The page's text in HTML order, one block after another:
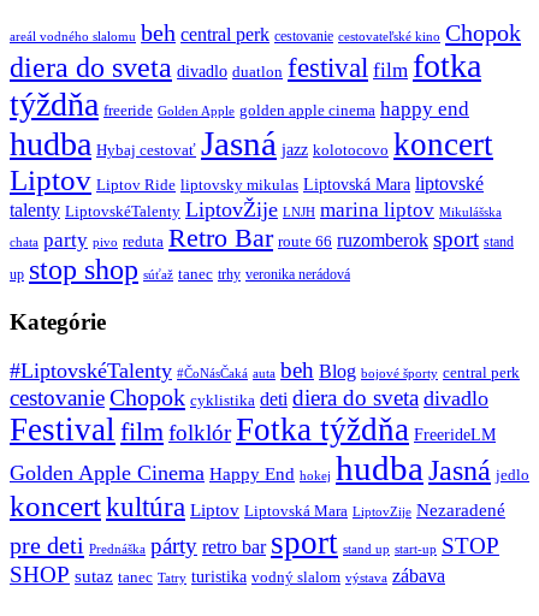
areál vodného slalomu beh central perk cestovanie cestovateľské kino Chopok
diera do sveta divadlo duatlon festival film fotka
týždňa freeride Golden Apple golden apple cinema happy end
hudba Hybaj cestovať Jasná jazz kolotocovo koncert
Liptov Liptov Ride liptovsky mikulas Liptovská Mara liptovské
talenty LiptovskéTalenty LiptovŽije LNJH marina liptov Mikulášska
chata party pivo reduta Retro Bar route 66 ruzomberok sport stand
up stop shop súťaž tanec trhy veronika nerádová
Kategórie
#LiptovskéTalenty #ČoNásČaká auta beh Blog bojové športy central perk
cestovanieChopok cyklistika deti diera do sveta divadlo
Festival filmfolklórFotka týždňa FreerideLM
Golden Apple Cinema Happy End hokej hudba Jasná jedlo
koncertkultúra Liptov Liptovská Mara LiptovZije Nezaradené
pre deti Prednáška párty retro bar sport stand up start-up STOP
SHOP sutaz tanec Tatry turistika vodný slalom výstava zábava